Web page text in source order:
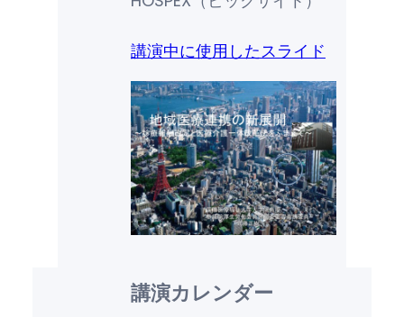
講演中に使用したスライド
講演カレンダー